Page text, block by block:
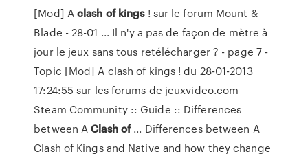
[Mod] Aclash of kings! sur le forum Mount &
Blade - 28-01 ... Il n'y a pas de façon de mètre à
jour le jeux sans tous retélécharger ? - page 7 -
Topic [Mod] A clash of kings ! du 28-01-2013
17:24:55 sur les forums de jeuxvideo.com
Steam Community :: Guide :: Differences
between AClash of... Differences between A
Clash of Kings and Native and how they change